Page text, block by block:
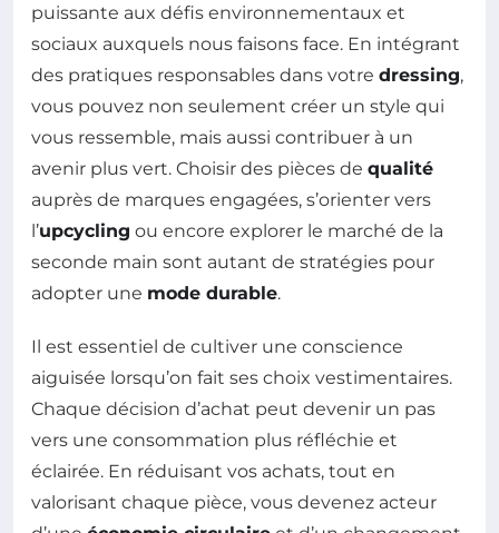
puissante aux défis environnementaux et
sociaux auxquels nous faisons face. En intégrant
des pratiques responsables dans votre dressing,
vous pouvez non seulement créer un style qui
vous ressemble, mais aussi contribuer à un
avenir plus vert. Choisir des pièces de qualité
auprès de marques engagées, s’orienter vers
l’upcycling ou encore explorer le marché de la
seconde main sont autant de stratégies pour
adopter une mode durable.
Il est essentiel de cultiver une conscience
aiguisée lorsqu’on fait ses choix vestimentaires.
Chaque décision d’achat peut devenir un pas
vers une consommation plus réfléchie et
éclairée. En réduisant vos achats, tout en
valorisant chaque pièce, vous devenez acteur